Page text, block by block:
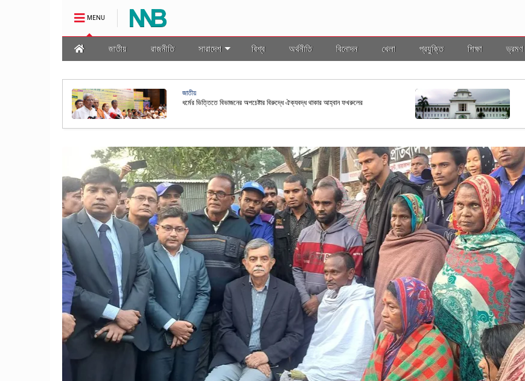
MENU
জাতীয় রাজনীতি সারাদেশ বিশ্ব অর্থনীতি বিনোদন খেলা প্রযুক্তি শিক্ষা ভ্রমণ
জাতীয়
ধর্মের ভিত্তিতে বিভাজনের অপচেষ্টার বিরুদ্ধে ঐক্যবদ্ধ থাকার আহ্বান ফখরুলের